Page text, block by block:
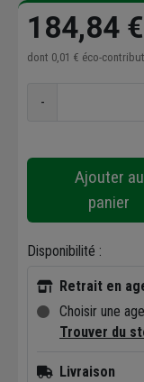
184,84 €
dont 0,01 € éco-
-
Ajouter au
panier
Disponibilité :
Retrait en
Choisir une
Trouver du
Livraison